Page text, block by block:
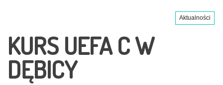
Aktualności
KURS UEFA C W
DĘBICY